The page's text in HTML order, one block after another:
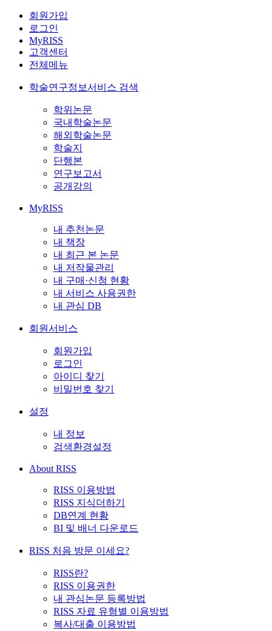
회원가입
로그인
MyRISS
고객센터
전체메뉴
학술연구정보서비스 검색
학위논문
국내학술논문
해외학술논문
학술지
단행본
연구보고서
공개강의
MyRISS
내 추천논문
내 책장
내 최근 본 논문
내 저작물관리
내 구매·신청 현황
내 서비스 사용권한
내 관심 DB
회원서비스
회원가입
로그인
아이디 찾기
비밀번호 찾기
설정
내 정보
검색환경설정
About RISS
RISS 이용방법
RISS 지식더하기
DB연계 현황
BI 및 배너 다운로드
RISS 처음 방문 이세요?
RISS란?
RISS 이용권한
내 관심논문 등록방법
RISS 자료 유형별 이용방법
복사/대출 이용방법